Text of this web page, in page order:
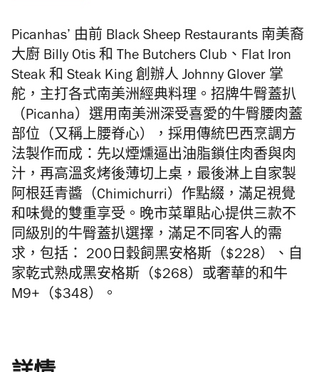
Picanhas’ 由前 Black Sheep Restaurants 南美裔
大廚 Billy Otis 和 The Butchers Club、Flat Iron
Steak 和 Steak King 創辦人 Johnny Glover 掌
舵，主打各式南美洲經典料理。招牌牛臀蓋扒
（Picanha）選用南美洲深受喜愛的牛臀腰肉蓋
部位（又稱上腰脊心），採用傳統巴西烹調方
法製作而成：先以煙燻逼出油脂鎖住肉香與肉
汁，再高溫炙烤後薄切上桌，最後淋上自家製
阿根廷青醬（Chimichurri）作點綴，滿足視覺
和味覺的雙重享受。晚市菜單貼心提供三款不
同級別的牛臀蓋扒選擇，滿足不同客人的需
求，包括： 200日穀飼黑安格斯（$228）、自
家乾式熟成黑安格斯（$268）或奢華的和牛
M9+（$348）。